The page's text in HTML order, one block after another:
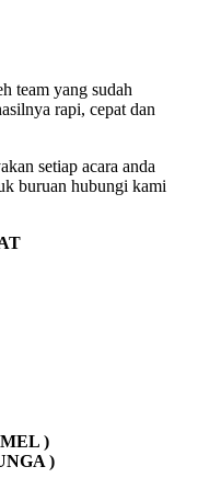
team yang sudah
rapi, cepat dan
setiap acara anda
buruan hubungi kami
)
)